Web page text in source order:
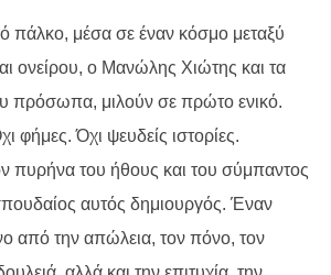
πάλκο, μέσα σε έναν κόσμο μεταξύ
ονείρου, ο Μανώλης Χιώτης και τα
πρόσωπα, μιλούν σε πρώτο ενικό.
φήμες. Όχι ψευδείς ιστορίες.
πυρήνα του ήθους και του σύμπαντος
αυτός δημιουργός. Έναν
από την απώλεια, τον πόνο, τον